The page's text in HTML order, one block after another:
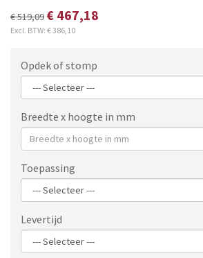
€ 519,09 € 467,18
Excl. BTW: € 386,10
Opdek of stomp
Breedte x hoogte in mm
Toepassing
Levertijd